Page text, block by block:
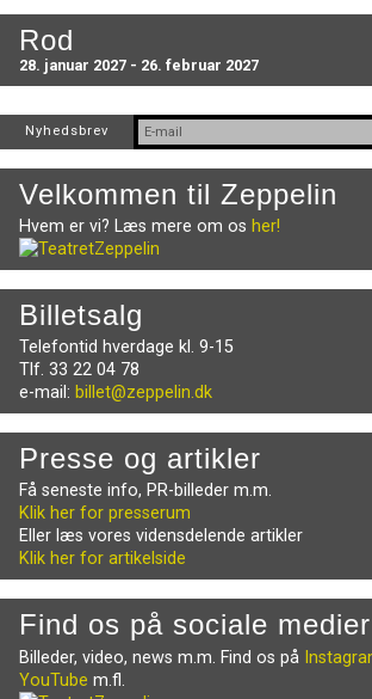
Rod
28. januar 2027 - 26. februar 2027
Nyhedsbrev
Velkommen til Zeppelin
Hvem er vi? Læs mere om os her!
Billetsalg
Telefontid hverdage kl. 9-15
Tlf. 33 22 04 78
e-mail: billet@zeppelin.dk
Presse og artikler
Få seneste info, PR-billeder m.m.
Klik her for presserum
Eller læs vores vidensdelende artikler
Klik her for artikelside
Find os på sociale medier
Billeder, video, news m.m. Find os på
YouTube m.fl.